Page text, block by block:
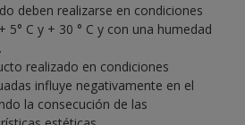
deben realizarse en condiciones
C y + 30 ° C y con una humedad
realizado en condiciones
influye negativamente en el
la consecución de las